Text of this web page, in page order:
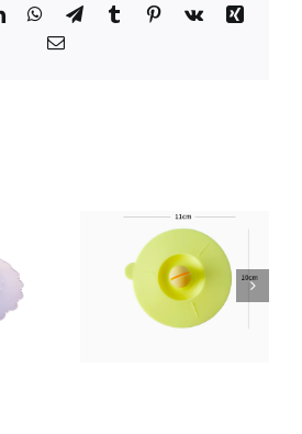
LinkedInWhatsApp
TelegramTumblr Pinterest
Vk
Xing
Email: